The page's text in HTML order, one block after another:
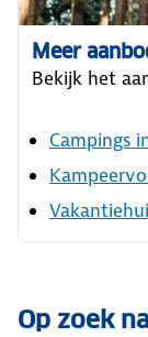
Meer
Bekijk het
Campings
Op zoek